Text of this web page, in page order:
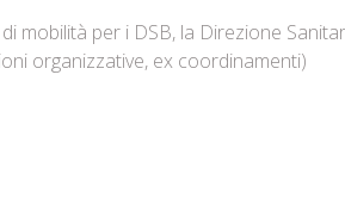
mobilità per i DSB, la Direzione
organizzative, ex coordinamenti)